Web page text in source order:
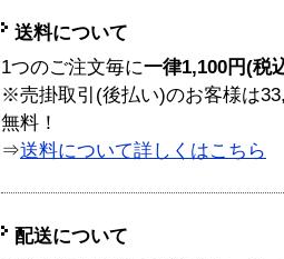
送料について
1つのご注文毎に一律1,100円(税
※売掛取引(後払い)のお客様は
無料！
⇒送料について詳しくはこちら
配送について